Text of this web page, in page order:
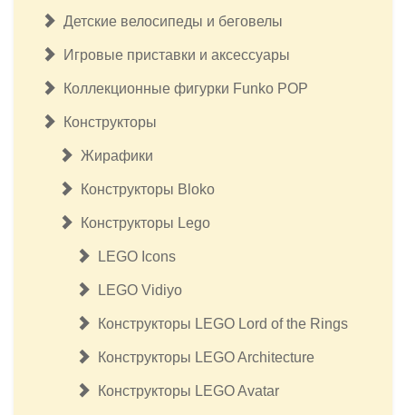
Детские велосипеды и беговелы
Игровые приставки и аксессуары
Коллекционные фигурки Funko POP
Конструкторы
Жирафики
Конструкторы Bloko
Конструкторы Lego
LEGO Icons
LEGO Vidiyo
Конструкторы LEGO Lord of the Rings
Конструкторы LEGO Architecture
Конструкторы LEGO Avatar